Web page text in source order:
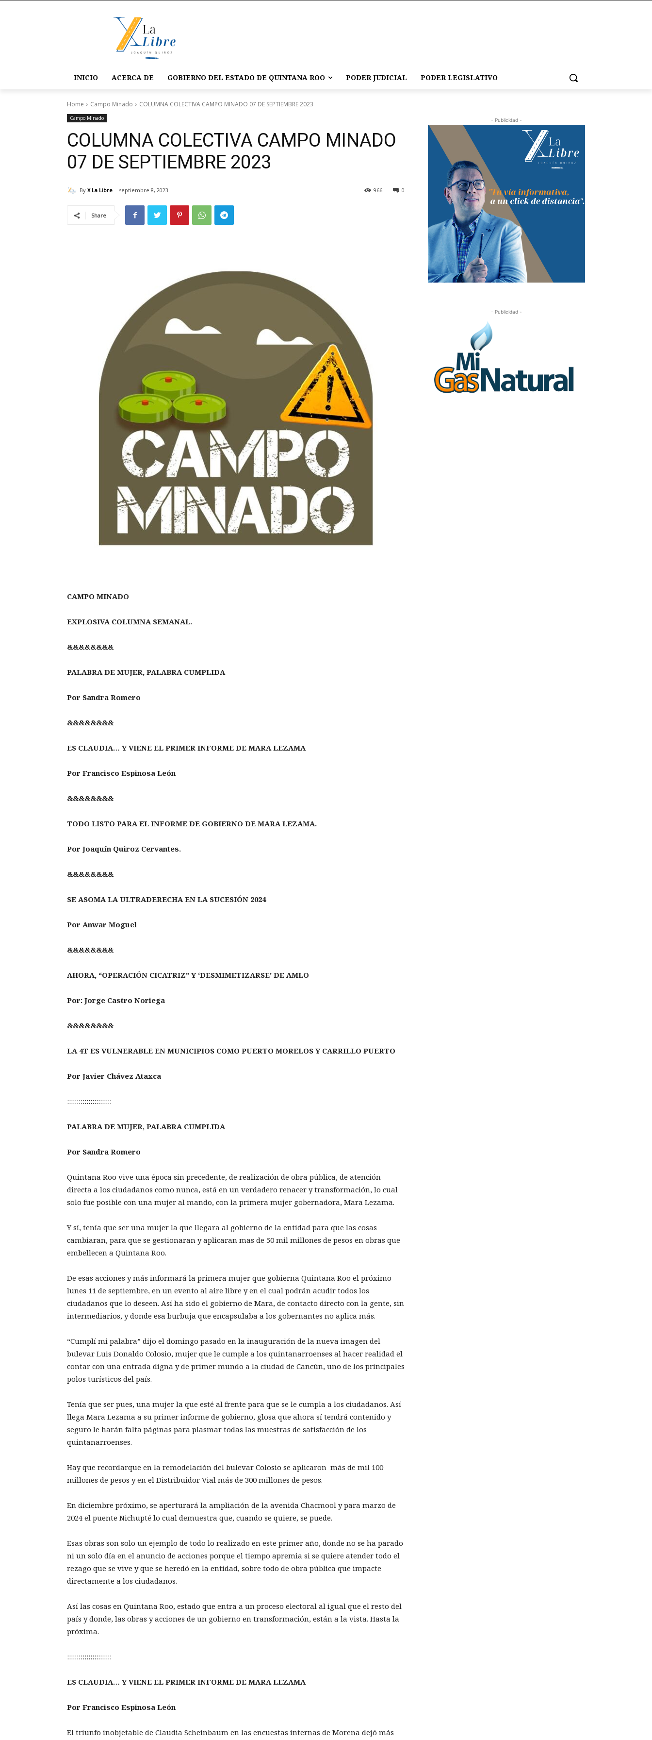
INICIO ACERCA DE GOBIERNO DEL ESTADO DE QUINTANA ROO PODER JUDICIAL PODER LEGISLATIVO
Home Campo Minado COLUMNA COLECTIVA CAMPO MINADO 07 DE SEPTIEMBRE 2023
Campo Minado
COLUMNA COLECTIVA CAMPO MINADO
07 DE SEPTIEMBRE 2023
By X La Libre septiembre 8, 2023 0
966
Share
CAMPO MINADO
EXPLOSIVA COLUMNA SEMANAL.
&&&&&&&&
PALABRA DE MUJER, PALABRA CUMPLIDA
Por Sandra Romero
&&&&&&&&
ES CLAUDIA… Y VIENE EL PRIMER INFORME DE MARA LEZAMA
Por Francisco Espinosa León
&&&&&&&&
TODO LISTO PARA EL INFORME DE GOBIERNO DE MARA LEZAMA.
Por Joaquín Quiroz Cervantes.
&&&&&&&&
SE ASOMA LA ULTRADERECHA EN LA SUCESIÓN 2024
Por Anwar Moguel
&&&&&&&&
AHORA, “OPERACIÓN CICATRIZ” Y ‘DESMIMETIZARSE’ DE AMLO
Por: Jorge Castro Noriega
&&&&&&&&
LA 4T ES VULNERABLE EN MUNICIPIOS COMO PUERTO MORELOS Y CARRILLO PUERTO
Por Javier Chávez Ataxca
:::::::::::::::::::::::
PALABRA DE MUJER, PALABRA CUMPLIDA
Por Sandra Romero
Quintana Roo vive una época sin precedente, de realización de obra pública, de atención
directa a los ciudadanos como nunca, está en un verdadero renacer y transformación, lo cual
solo fue posible con una mujer al mando, con la primera mujer gobernadora, Mara Lezama.
Y sí, tenía que ser una mujer la que llegara al gobierno de la entidad para que las cosas
cambiaran, para que se gestionaran y aplicaran mas de 50 mil millones de pesos en obras que
embellecen a Quintana Roo.
De esas acciones y más informará la primera mujer que gobierna Quintana Roo el próximo
lunes 11 de septiembre, en un evento al aire libre y en el cual podrán acudir todos los
ciudadanos que lo deseen. Así ha sido el gobierno de Mara, de contacto directo con la gente, sin
intermediarios, y donde esa burbuja que encapsulaba a los gobernantes no aplica más.
“Cumplí mi palabra” dijo el domingo pasado en la inauguración de la nueva imagen del
bulevar Luis Donaldo Colosio, mujer que le cumple a los quintanarroenses al hacer realidad el
contar con una entrada digna y de primer mundo a la ciudad de Cancún, uno de los principales
polos turísticos del país.
Tenía que ser pues, una mujer la que esté al frente para que se le cumpla a los ciudadanos. Así
llega Mara Lezama a su primer informe de gobierno, glosa que ahora sí tendrá contenido y
seguro le harán falta páginas para plasmar todas las muestras de satisfacción de los
quintanarroenses.
Hay que recordarque en la remodelación del bulevar Colosio se aplicaron más de mil 100
millones de pesos y en el Distribuidor Vial más de 300 millones de pesos.
En diciembre próximo, se aperturará la ampliación de la avenida Chacmool y para marzo de
2024 el puente Nichupté lo cual demuestra que, cuando se quiere, se puede.
Esas obras son solo un ejemplo de todo lo realizado en este primer año, donde no se ha parado
ni un solo día en el anuncio de acciones porque el tiempo apremia si se quiere atender todo el
rezago que se vive y que se heredó en la entidad, sobre todo de obra pública que impacte
directamente a los ciudadanos.
Así las cosas en Quintana Roo, estado que entra a un proceso electoral al igual que el resto del
país y donde, las obras y acciones de un gobierno en transformación, están a la vista. Hasta la
próxima.
:::::::::::::::::::::::
ES CLAUDIA… Y VIENE EL PRIMER INFORME DE MARA LEZAMA
Por Francisco Espinosa León
El triunfo inobjetable de Claudia Scheinbaum en las encuestas internas de Morena dejó más
- Publicidad -
- Publicidad -